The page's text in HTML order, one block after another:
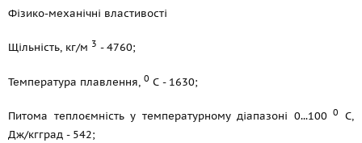
Фізико-механічні властивості
Щільність, кг/м 3 - 4760;
Температура плавлення, 0 С - 1630;
Питома теплоємність у температурному діапазоні 0...1000
С,
Дж/кгград - 542;